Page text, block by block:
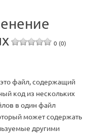
0 (0)
файл, содержащий
код из нескольких
в один файл
может содержать
другими